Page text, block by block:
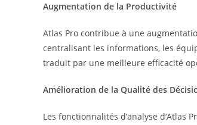
Augmentation de la Productivité
Atlas Pro contribue à une
centralisant les informations, les
traduit par une meilleure efficacité
Amélioration de la Qualité des
Les fonctionnalités d’analyse